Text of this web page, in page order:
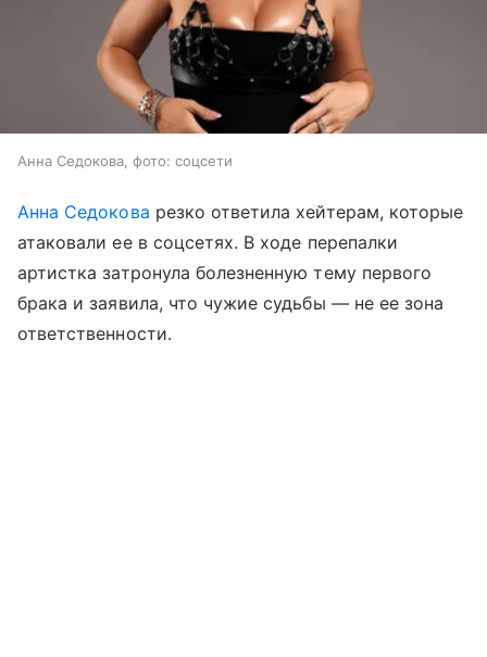
Анна Седокова, фото: соцсети
Анна Седокова резко ответила хейтерам, которые
атаковали ее в соцсетях. В ходе перепалки
артистка затронула болезненную тему первого
брака и заявила, что чужие судьбы — не ее зона
ответственности.